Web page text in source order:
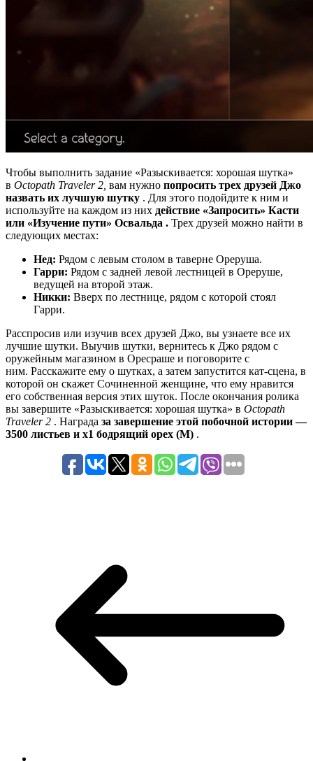
Чтобы выполнить задание «Разыскивается: хорошая шутка»
в Octopath Traveler 2, вам нужно попросить трех друзей Джо
назвать их лучшую шутку . Для этого подойдите к ним и
используйте на каждом из них действие «Запросить» Касти
или «Изучение пути» Освальда . Трех друзей можно найти в
следующих местах:
Нед: Рядом с левым столом в таверне Ореруша.
Гарри: Рядом с задней левой лестницей в Ореруше,
ведущей на второй этаж.
Никки: Вверх по лестнице, рядом с которой стоял
Гарри.
Расспросив или изучив всех друзей Джо, вы узнаете все их
лучшие шутки. Выучив шутки, вернитесь к Джо рядом с
оружейным магазином в Оресраше и поговорите с
ним. Расскажите ему о шутках, а затем запустится кат-сцена, в
которой он скажет Сочиненной женщине, что ему нравится
его собственная версия этих шуток. После окончания ролика
вы завершите «Разыскивается: хорошая шутка» в Octopath
Traveler 2 . Награда за завершение этой побочной истории —
3500 листьев и x1 бодрящий орех (M) .